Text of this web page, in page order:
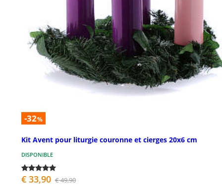
-32%
Kit Avent pour liturgie couronne et cierges 20x6 cm
DISPONIBLE
€ 33,90 € 49,90